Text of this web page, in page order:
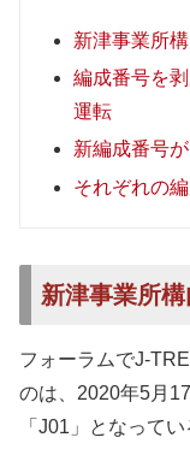
新津事業所
編成番号を
運転
新編成番号
それぞれの
新津事業所
フォーラムでJ-
のは、2020年5月
「J01」となって